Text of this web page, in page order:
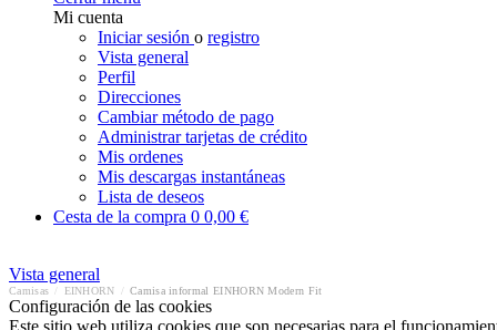
Mi cuenta
Iniciar sesión o registro
Vista general
Perfil
Direcciones
Cambiar método de pago
Administrar tarjetas de crédito
Mis ordenes
Mis descargas instantáneas
Lista de deseos
Cesta de la compra 0 0,00 €
Vista general
Camisas EINHORN Camisa informal EINHORN Modern Fit
Configuración de las cookies
Este sitio web utiliza cookies que son necesarias para el